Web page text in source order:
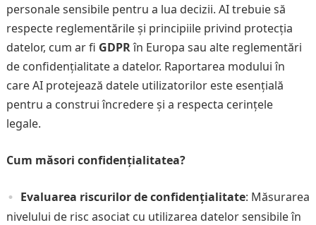
personale sensibile pentru a lua decizii. AI trebuie să
respecte reglementările și principiile privind protecția
datelor, cum ar fi GDPRîn Europa sau alte reglementări
de confidențialitate a datelor. Raportarea modului în
care AI protejează datele utilizatorilor este esențială
pentru a construi încredere și a respecta cerințele
legale.
Cum măsori confidențialitatea?
Evaluarea riscurilor de confidențialitate: Măsurarea
nivelului de risc asociat cu utilizarea datelor sensibile în